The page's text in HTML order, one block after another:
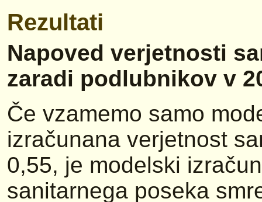
Rezultati
Napoved verjetnosti
zaradi podlubnikov v
Če vzamemo samo
izračunana verjetnost
0,55, je modelski
sanitarnega poseka